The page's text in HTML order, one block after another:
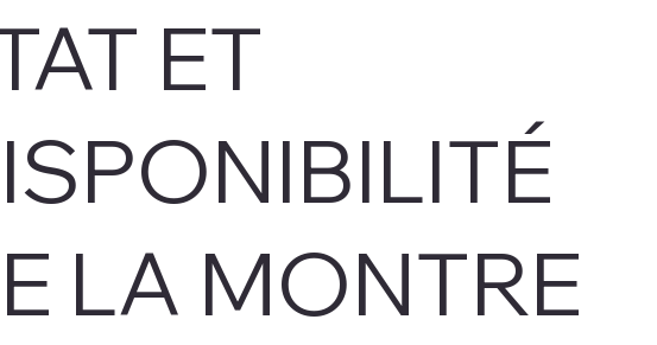
ET
LA MONTRE